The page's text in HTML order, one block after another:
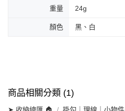
重量 24g
顏色 黑、白
商品相關分類 (1)